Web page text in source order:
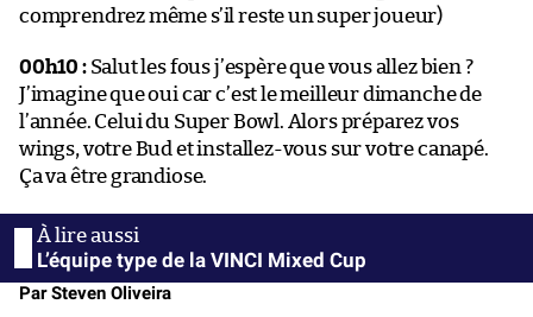
comprendrez même s’il reste un super joueur)
00h10 :Salut les fous j’espère que vous allez bien ?
J’imagine que oui car c’est le meilleur dimanche de
l’année. Celui du Super Bowl. Alors préparez vos
wings, votre Bud et installez-vous sur votre canapé.
Ça va être grandiose.
L’équipe type de la VINCI Mixed Cup
Par Steven Oliveira